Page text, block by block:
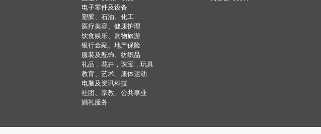
电子零件及设备
塑胶、石油、化工
医疗美容、健康护理
饮食娱乐、购物旅游
银行金融、地产保险
服装及配饰、纺织品
礼品，花卉，珠宝，玩具
教育、艺术、康体运动
电脑及资讯科技
社团、宗教、公共事业
婚礼服务